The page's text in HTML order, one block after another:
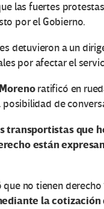
las fuertes
por el Gobierno.
detuvieron a un
por afectar el
ratificó en
de
transportistas que
están
que no tienen derecho
la